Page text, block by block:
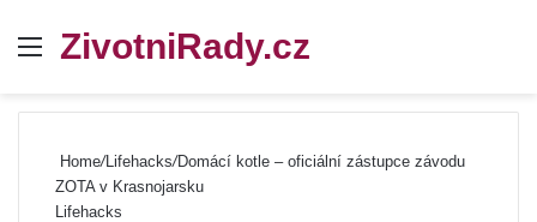
Menu
ZivotniRady.cz
Home/Lifehacks/Domácí kotle – oficiální zástupce závodu
ZOTA v Krasnojarsku
Lifehacks